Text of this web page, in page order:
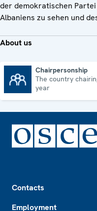
der demokratischen
Albaniens zu sehen und
About us
Chairpersonship
The country
year
Contacts
Employment